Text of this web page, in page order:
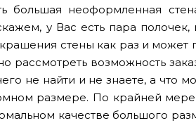
неоформленная
у Вас есть пара полочек,
стены как раз и
рассмотреть возможность
не найти и не знаете, а что
размере. По крайней
качестве большого